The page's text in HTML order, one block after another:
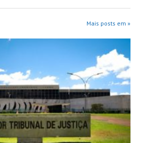
Mais posts em »